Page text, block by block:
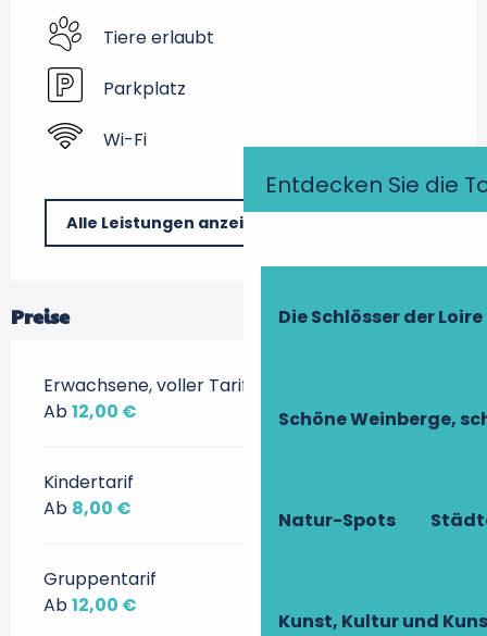
Entdecken Sie die
Die Schlösser der Loire
Schöne Weinberge,
Natur-Spots
Kunst, Kultur und
Tiere erlaubt
Parkplatz
Wi-Fi
Alle Leistungen anzeigen
Preise
Erwachsene, voller Tarif
Ab12,00 €
Kindertarif
Ab 8,00 €
Gruppentarif
Ab12,00 €